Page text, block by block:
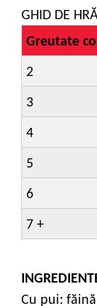
GHID DE
Greutate
2
3
4
5
6
7 +
Cu pui: